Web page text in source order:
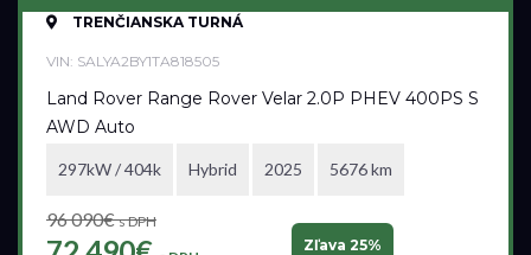
TRENČIANSKA TURNÁ
VIN: SALYA2BY1TA818505
Land Rover Range Rover Velar 2.0P PHEV 400PS S
AWD Auto
297kW / 404k Hybrid 2025 5676 km
96 090€s DPH
Zľava 25%